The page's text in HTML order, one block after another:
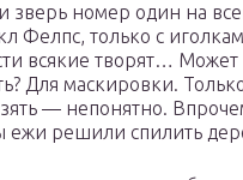
зверь номер один на
Фелпс, только с
всякие творят…
Для маскировки.
— непонятно.
ежи решили спилить